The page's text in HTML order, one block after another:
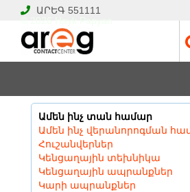
ԱՐԵԳ 551111
Ամեն ինչ տան համար
Ամեն ինչ վերանորոգման
Հուշանվերներ
Կենցաղային տեխնիկա
Կենցաղային ապրանքներ
Կարի ապրանքներ